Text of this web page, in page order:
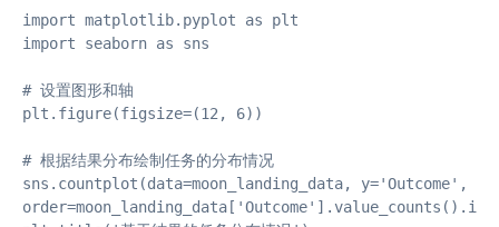
import matplotlib.pyplot as plt
import seaborn as sns
# 设置图形和轴
plt.figure(figsize=(12, 6))
# 根据结果分布绘制任务的分布情况
sns.countplot(data=moon_landing_data, y='Outcome',